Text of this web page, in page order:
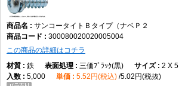
サンコータイトＢタイプ（ナベＰ２
300080020020005004
この商品の詳細はコチラ
鉄
三価ﾌﾞﾗｯｸ(黒) 2 X 5
5,000
5.52円(税込) 5.02円(税抜)